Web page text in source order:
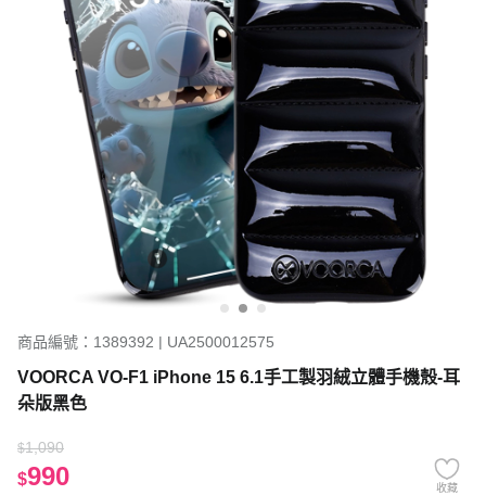
商品編號：1389392 | UA2500012575
VOORCA VO-F1 iPhone 15 6.1手工製羽絨立體手機殼-耳
朵版黑色
$1,090
$990 收藏